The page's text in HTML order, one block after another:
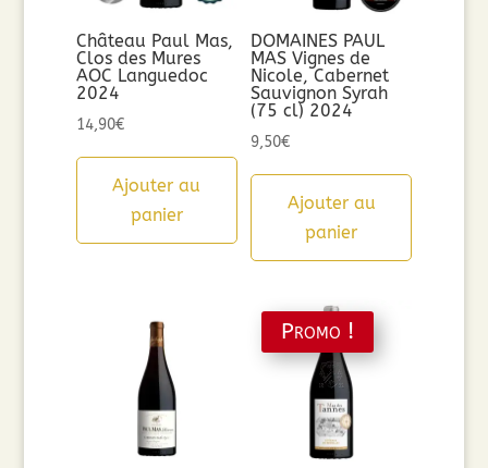
Château Paul Mas,
Clos des Mures
AOC Languedoc
2024
14,90€
Ajouter au
panier
DOMAINES PAUL
MAS Vignes de
Nicole, Cabernet
Sauvignon Syrah
(75 cl) 2024
9,50€
Ajouter au
panier
Promo !